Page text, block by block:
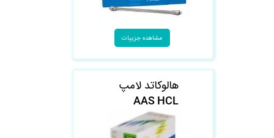
هالوکاتد لامپ
AAS HCL
مشاهده جزییات